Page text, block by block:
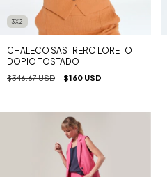
3X2
CHALECO SASTRERO LORETO
DOPIO TOSTADO
$346.67 USD $160 USD